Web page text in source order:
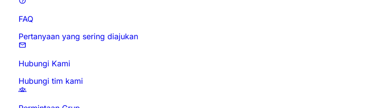
FAQ
Pertanyaan yang sering diajukan
Hubungi Kami
Hubungi tim kami